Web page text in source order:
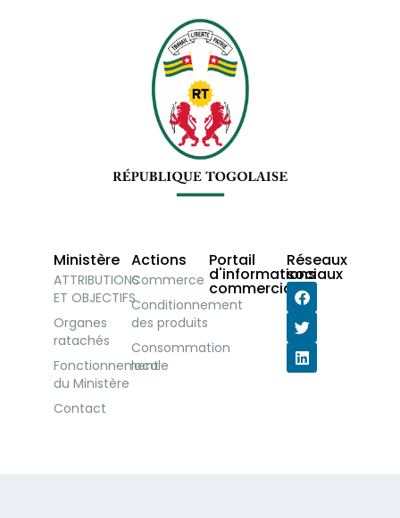
Ministère
ATTRIBUTIONS
ET OBJECTIFS
Organes
ratachés
Fonctionnement
du Ministère
Contact
Actions
Commerce
Conditionnement
des produits
Consommation
locale
Portail
d'informations
commerciales
Réseaux
sociaux